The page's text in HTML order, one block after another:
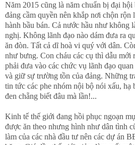
Năm 2015 cũng là năm chuẩn bị đại hội
đảng cầm quyền nên khắp nơi chộn
hành bầu bán. Cả nước hầu như không
nghị. Không lãnh đạo nào dám đưa ra
ăn đòn. Tất cả dĩ hoà vi quý với dân.
như bưng. Con cháu các cụ thì dẫu mới
phải đưa vào các chức vụ lãnh đạo
và giữ sự trường tồn của đảng. Những
tin tức các phe nhóm nội bộ nói xấu, hạ
đen chẵng biết đâu mà lần!...
Kinh tế thế giới đang hồi phục ngoạn
được ăn theo nhưng hình như dân tình
làm của các nhà đầu tư nên các dự án